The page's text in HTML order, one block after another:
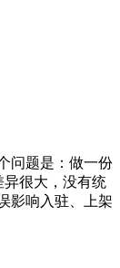
问题是：做一份
很大，没有统
影响入驻、上架